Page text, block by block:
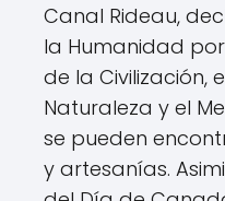
Canal Rideau,
la Humanidad por
de la Civilización,
Naturaleza y el
se pueden
y artesanías.